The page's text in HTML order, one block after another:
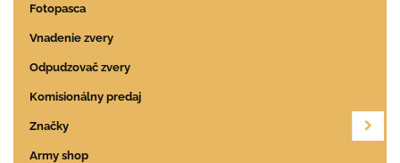
Fotopasca
Vnadenie zvery
Odpudzovač zvery
Komisionálny predaj
Značky
Army shop